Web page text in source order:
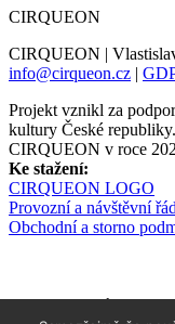
CIRQUEON
CIRQUEON |
info@cirqueon.cz |
Projekt vznikl za
kultury České
CIRQUEON v roce
Ke stažení:
CIRQUEON LOGO
Provozní a návštěvní řád
Obchodní a storno
Newsletter